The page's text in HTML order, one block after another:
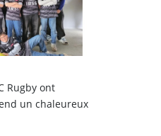
Rugby ont
un chaleureux